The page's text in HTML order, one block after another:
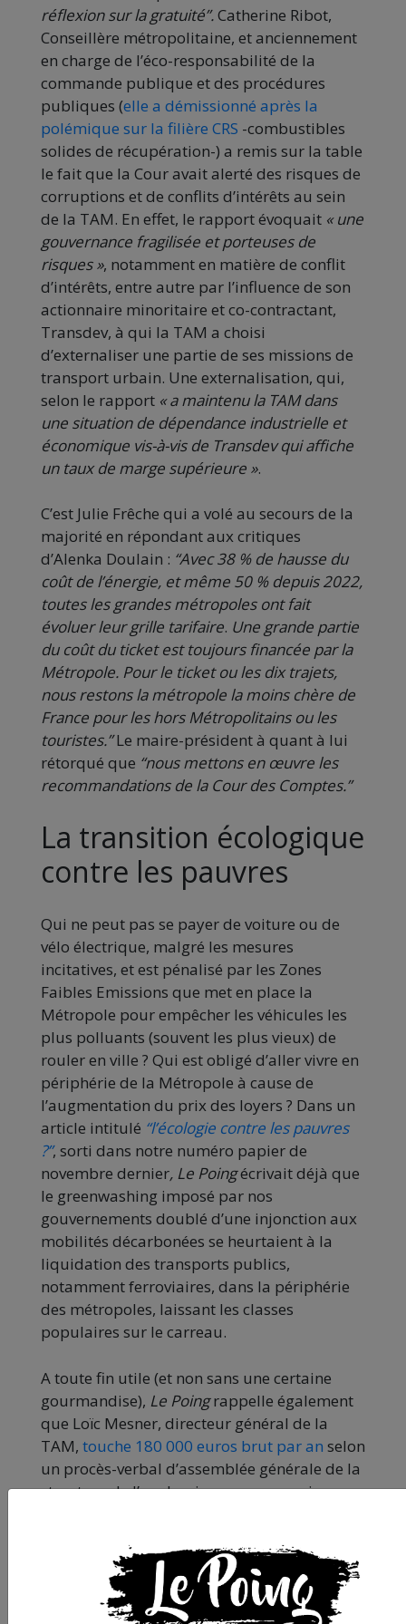
réflexion sur la gratuité”.Catherine Ribot,
Conseillère métropolitaine, et anciennement
en charge de l’éco-responsabilité de la
commande publique et des procédures
publiques (elle a démissionné après la
polémique sur la filière CRS -combustibles
solides de récupération-) a remis sur la table
le fait que la Cour avait alerté des risques de
corruptions et de conflits d’intérêts au sein
de la TAM. En effet, le rapport évoquait « une
gouvernance fragilisée et porteuses de
risques », notamment en matière de conflit
d’intérêts, entre autre par l’influence de son
actionnaire minoritaire et co-contractant,
Transdev, à qui la TAM a choisi
d’externaliser une partie de ses missions de
transport urbain. Une externalisation, qui,
selon le rapport « a maintenu la TAM dans
une situation de dépendance industrielle et
économique vis-à-vis de Transdev qui affiche
un taux de marge supérieure ».
C’est Julie Frêche qui a volé au secours de la
majorité en répondant aux critiques
d’Alenka Doulain : “Avec 38 % de hausse du
coût de l’énergie, et même 50 % depuis 2022,
toutes les grandes métropoles ont fait
évoluer leur grille tarifaire. Une grande partie
du coût du ticket est toujours financée par la
Métropole. Pour le ticket ou les dix trajets,
nous restons la métropole la moins chère de
France pour les hors Métropolitains ou les
touristes.”Le maire-président à quant à lui
rétorqué que “nous mettons en œuvre les
recommandations de la Cour des Comptes.”
La transition écologique
contre les pauvres
Qui ne peut pas se payer de voiture ou de
vélo électrique, malgré les mesures
incitatives, et est pénalisé par les Zones
Faibles Emissions que met en place la
Métropole pour empêcher les véhicules les
plus polluants (souvent les plus vieux) de
rouler en ville ? Qui est obligé d’aller vivre en
périphérie de la Métropole à cause de
l’augmentation du prix des loyers ? Dans un
article intitulé “l’écologie contre les pauvres
?”, sorti dans notre numéro papier de
novembre dernier, Le Poingécrivait déjà que
le greenwashing imposé par nos
gouvernements doublé d’une injonction aux
mobilités décarbonées se heurtaient à la
liquidation des transports publics,
notamment ferroviaires, dans la périphérie
des métropoles, laissant les classes
populaires sur le carreau.
A toute fin utile (et non sans une certaine
gourmandise), Le Poingrappelle également
que Loïc Mesner, directeur général de la
TAM, touche 180 000 euros brut par an selon
un procès-verbal d’assemblée générale de la
structure de l’an dernier, que nous avions pu
aurait touché 181 685 euros dans l’année
pleine de 2018 dans le cadre de ses fonctions
de chef D’État On a beau ne pas être